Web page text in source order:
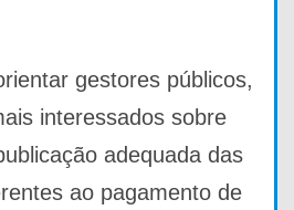
gestores públicos,
interessados sobre
adequada das
ao pagamento de